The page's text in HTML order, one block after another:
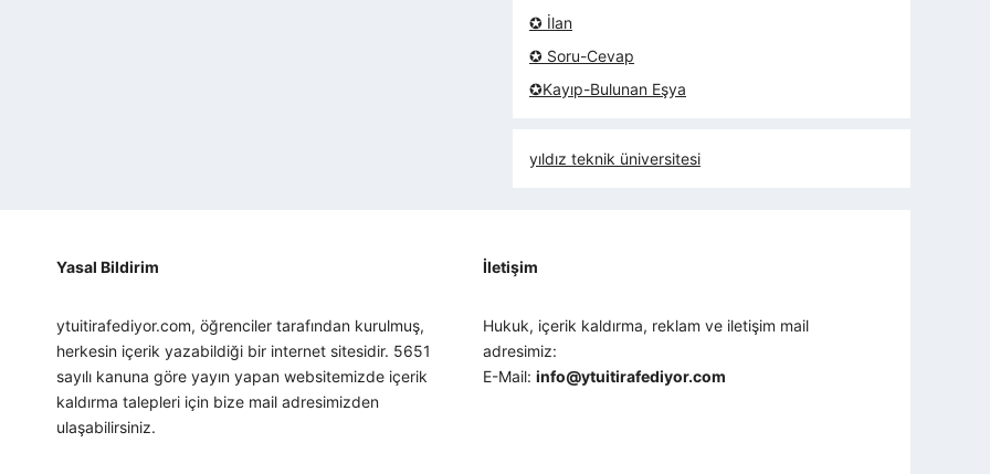
✪ İlan
✪ Soru-Cevap
✪Kayıp-Bulunan Eşya
yıldız teknik üniversitesi
Yasal Bildirim
ytuitirafediyor.com, öğrenciler tarafından kurulmuş,
herkesin içerik yazabildiği bir internet sitesidir. 5651
sayılı kanuna göre yayın yapan websitemizde içerik
kaldırma talepleri için bize mail adresimizden
ulaşabilirsiniz.
İletişim
Hukuk, içerik kaldırma, reklam ve iletişim mail
adresimiz:
E-Mail:info@ytuitirafediyor.com